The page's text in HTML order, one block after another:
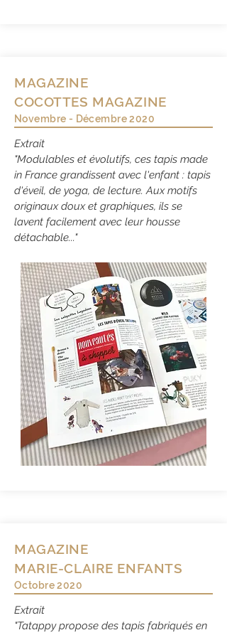
MAGAZINE
COCOTTES MAGAZINE
Novembre - Décembre 2020
Extrait
"Modulables et évolutifs, ces tapis made
in France grandissent avec l'enfant : tapis
d'éveil, de yoga, de lecture. Aux motifs
originaux doux et graphiques, ils se
lavent facilement avec leur housse
détachable..."
MAGAZINE
MARIE-CLAIRE ENFANTS
Octobre 2020
Extrait
"Tatappy propose des tapis fabriqués en